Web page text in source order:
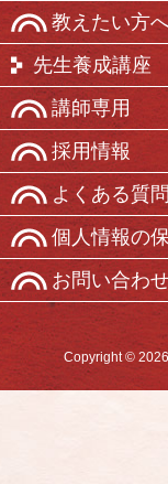
教えたい方
先生養成講座
講師専用
採用情報
よくある質問
個人情報の
お問い合わ
Copyright ©